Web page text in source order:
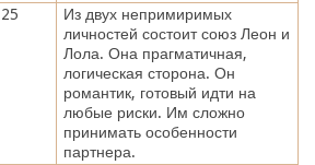
25
Из двух непримиримых
личностей состоит союз Леон и
Лола. Она прагматичная,
логическая сторона. Он
романтик, готовый идти на
любые риски. Им сложно
принимать особенности
партнера.